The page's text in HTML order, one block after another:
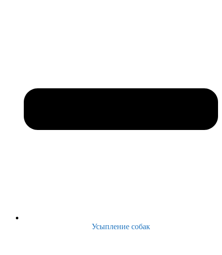
Усыпление собак